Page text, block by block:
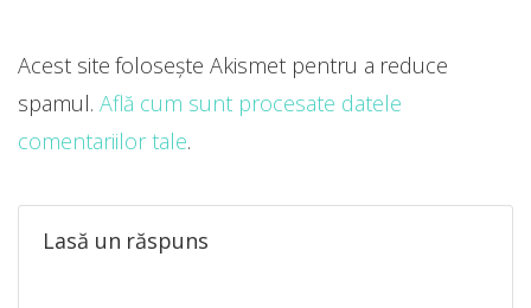
Lasă un răspuns
Acest site folosește Akismet pentru a reduce
spamul. Află cum sunt procesate datele
comentariilor tale.